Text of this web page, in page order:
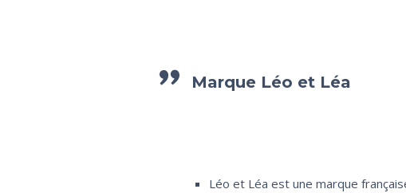
MarqueLéo et Léa
Léo et Léa est une marque